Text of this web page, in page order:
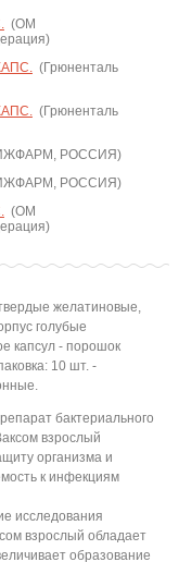
(ОМ
(Грюненталь
(Грюненталь
РОССИЯ)
РОССИЯ)
(ОМ
желатиновые,
голубые
капсул - порошок
10 шт. -
бактериального
взрослый
организма и
к инфекциям
исследования
взрослый обладает
образование